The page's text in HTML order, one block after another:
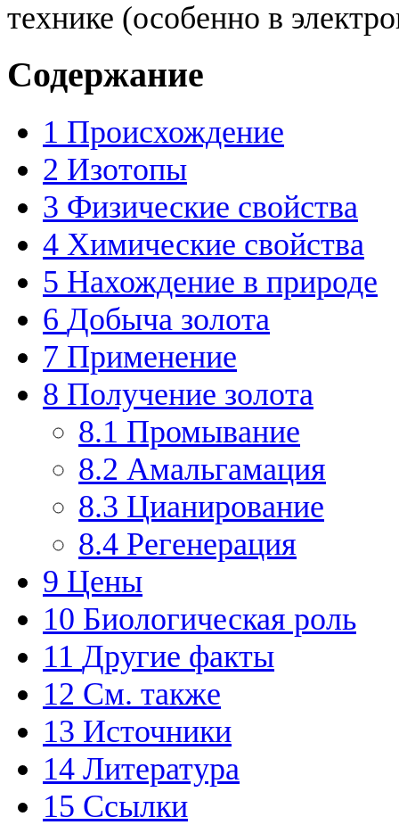
технике (особенно в
Содержание
1 Происхождение
2 Изотопы
3 Физические свойства
4 Химические свойства
5 Нахождение в природе
6 Добыча золота
7 Применение
8 Получение золота
8.1 Промывание
8.2 Амальгамация
8.3 Цианирование
8.4 Регенерация
9 Цены
10 Биологическая роль
11 Другие факты
12 См. также
13 Источники
14 Литература
15 Ссылки